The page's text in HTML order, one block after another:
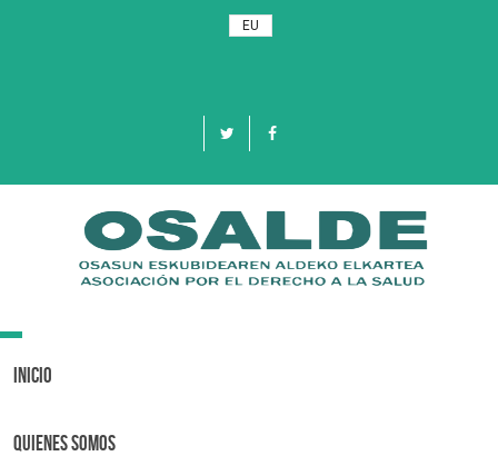
EU
Toggle
Inicio
Quienes Somos